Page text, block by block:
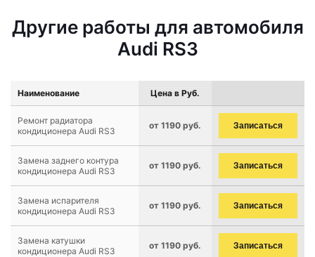
Другие работы для автомобиля
Audi RS3
Наименование Цена в Руб.
Ремонт радиатора
кондиционера Audi RS3
от 1190 руб. Записаться
Замена заднего контура
кондиционера Audi RS3
от 1190 руб. Записаться
Замена испарителя
кондиционера Audi RS3
от 1190 руб. Записаться
Замена катушки
кондиционера Audi RS3
от 1190 руб. Записаться